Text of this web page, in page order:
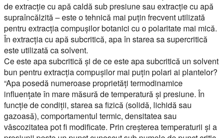
de extracție cu apă caldă sub presiune sau extracție cu apă
supraîncălzită – este o tehnică mai puțin frecvent utilizată
pentru extracția compușilor botanici cu o polaritate mai mică.
În extracția cu apă subcritică, apa în starea sa supercritică
este utilizată ca solvent.
Ce este apa subcritică și de ce este apa subcritică un solvent
bun pentru extracția compușilor mai puțin polari ai plantelor?
“Apa posedă numeroase proprietăți termodinamice
influențate în mare măsură de temperatură și presiune. În
funcție de condiții, starea sa fizică (solidă, lichidă sau
gazoasă), comportamentul termic, densitatea sau
vâscozitatea pot fi modificate. Prin creșterea temperaturii și a